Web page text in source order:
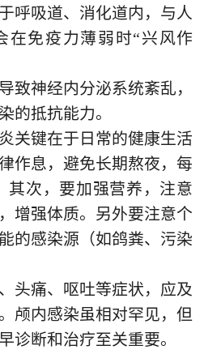
呼吸道、消化道内，与人
在免疫力薄弱时“兴风作
致神经内分泌系统紊乱，
的抵抗能力。
关键在于日常的健康生活
作息，避免长期熬夜，每
其次，要加强营养，注意
增强体质。另外要注意个
的感染源（如鸽粪、污染
头痛、呕吐等症状，应及
颅内感染虽相对罕见，但
诊断和治疗至关重要。